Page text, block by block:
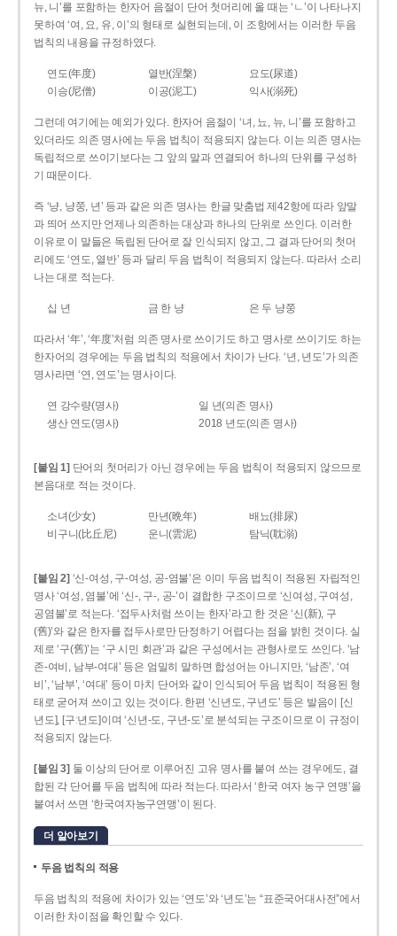
뉴, 니’를 포함하는 한자어 음절이 단어 첫머리에 올 때는 ‘ㄴ’이 나타나지
못하여 ‘여, 요, 유, 이’의 형태로 실현되는데, 이 조항에서는 이러한 두음
법칙의 내용을 규정하였다.
연도(年度) 열반(涅槃)
요도(尿道)
이승(尼僧)
이공(泥工) 익사(溺死)
그런데 여기에는 예외가 있다. 한자어 음절이 ‘녀, 뇨, 뉴, 니’를 포함하고
있더라도 의존 명사에는 두음 법칙이 적용되지 않는다. 이는 의존 명사는
독립적으로 쓰이기보다는 그 앞의 말과 연결되어 하나의 단위를 구성하
기 때문이다.
즉 ‘냥, 냥쭝, 년’ 등과 같은 의존 명사는 한글 맞춤법 제42항에 따라 앞말
과 띄어 쓰지만 언제나 의존하는 대상과 하나의 단위로 쓰인다. 이러한
이유로 이 말들은 독립된 단어로 잘 인식되지 않고, 그 결과 단어의 첫머
리에도 ‘연도, 열반’ 등과 달리 두음 법칙이 적용되지 않는다. 따라서 소리
나는 대로 적는다.
십 년 금 한 냥 은 두 냥쭝
따라서 ‘年’, ‘年度’처럼 의존 명사로 쓰이기도 하고 명사로 쓰이기도 하는
한자어의 경우에는 두음 법칙의 적용에서 차이가 난다. ‘년, 년도’가 의존
명사라면 ‘연, 연도’는 명사이다.
연 강수량(명사)
일 년(의존 명사)
생산 연도(명사)
2018 년도(의존 명사)
[붙임 1] 단어의 첫머리가 아닌 경우에는 두음 법칙이 적용되지 않으므로
본음대로 적는 것이다.
소녀(少女) 만년(晩年)
배뇨(排尿)
비구니(比丘尼)
운니(雲泥) 탐닉(耽溺)
[붙임 2] ‘신-여성, 구-여성, 공-염불’은 이미 두음 법칙이 적용된 자립적인
명사 ‘여성, 염불’에 ‘신-, 구-, 공-’이 결합한 구조이므로 ‘신여성, 구여성,
공염불’로 적는다. ‘접두사처럼 쓰이는 한자’라고 한 것은 ‘신(新), 구
(舊)’와 같은 한자를 접두사로만 단정하기 어렵다는 점을 밝힌 것이다. 실
제로 ‘구(舊)’는 ‘구 시민 회관’과 같은 구성에서는 관형사로도 쓰인다. ‘남
존­-여비, 남부-­여대’ 등은 엄밀히 말하면 합성어는 아니지만, ‘남존’, ‘여
비’, ‘남부’, ‘여대’ 등이 마치 단어와 같이 인식되어 두음 법칙이 적용된 형
태로 굳어져 쓰이고 있는 것이다. 한편 ‘신년도, 구년도’ 등은 발음이 [신
년도], [구ː년도]이며 ‘신년­-도, 구년-­도’로 분석되는 구조이므로 이 규정이
적용되지 않는다.
[붙임 3] 둘 이상의 단어로 이루어진 고유 명사를 붙여 쓰는 경우에도, 결
합된 각 단어를 두음 법칙에 따라 적는다. 따라서 ‘한국 여자 농구 연맹’을
붙여서 쓰면 ‘한국여자농구연맹’이 된다.
더 알아보기
두음 법칙의 적용
두음 법칙의 적용에 차이가 있는 ‘연도’와 ‘년도’는 “표준국어대사전”에서
이러한 차이점을 확인할 수 있다.